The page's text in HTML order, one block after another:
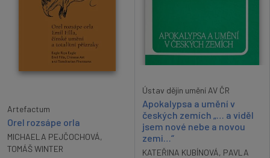
Artefactum
Orel rozsápe orla
MICHAELA PEJČOCHOVÁ,
TOMÁŠ WINTER
Ústav dějin umění AV ČR
Apokalypsa a umění v
českých zemích „… a viděl
jsem nové nebe a novou
zemi…“
KATEŘINA KUBÍNOVÁ, PAVLA